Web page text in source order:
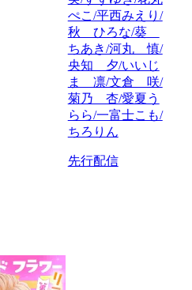
ぺこ/平西みえり/
秋 ひろな/葵
ちあき/河丸 慎/
央知 夕/いいじ
ま 凛/文倉 咲/
菊乃 杏/愛夏う
らら/一富士こも/
ちろりん
先行配信